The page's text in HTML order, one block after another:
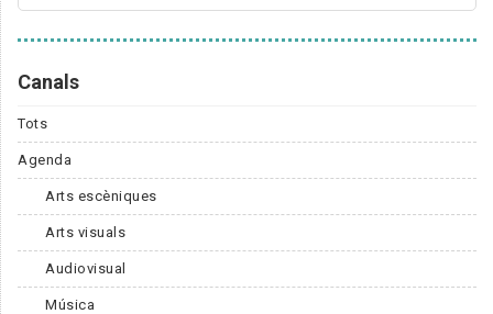
Canals
Tots
Agenda
Arts escèniques
Arts visuals
Audiovisual
Música